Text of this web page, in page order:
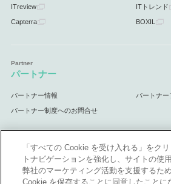
ITreview ITトレンド
Capterra BOXIL
パートナー
パートナー情報 パートナー
パートナー制度へのお問合せ
サポート
「すべての Cookie を受け入れる」をク
トナビゲーションを強化し、サイトの使
弊社のマーケティング活動を支援するた
Cookie を保存することに同意したことに